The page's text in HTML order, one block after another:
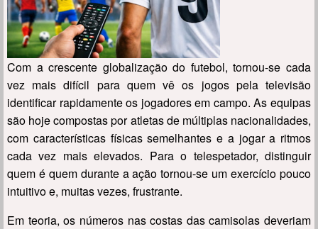
Com a crescente globalização do futebol, tornou-se cada
vez mais difícil para quem vê os jogos pela televisão
identificar rapidamente os jogadores em campo. As equipas
são hoje compostas por atletas de múltiplas nacionalidades,
com características físicas semelhantes e a jogar a ritmos
cada vez mais elevados. Para o telespetador, distinguir
quem é quem durante a ação tornou-se um exercício pouco
intuitivo e, muitas vezes, frustrante.
Em teoria, os números nas costas das camisolas deveriam